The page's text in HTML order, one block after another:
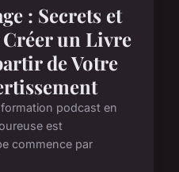
: Secrets et
un Livre
de Votre
podcast en
est
commence par